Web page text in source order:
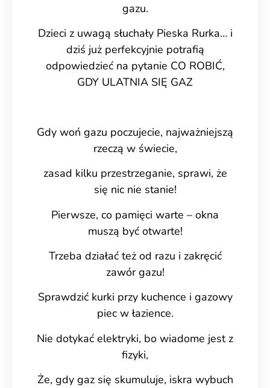
gazu.
Dzieci z uwagą słuchały Pieska Rurka… i
dziś już perfekcyjnie potrafią
odpowiedzieć na pytanie CO ROBIĆ,
GDY ULATNIA SIĘ GAZ
Gdy woń gazu poczujecie, najważniejszą
rzeczą w świecie,
zasad kilku przestrzeganie, sprawi, że
się nic nie stanie!
Pierwsze, co pamięci warte – okna
muszą być otwarte!
Trzeba działać też od razu i zakręcić
zawór gazu!
Sprawdzić kurki przy kuchence i gazowy
piec w łazience.
Nie dotykać elektryki, bo wiadome jest z
fizyki,
Że, gdy gaz się skumuluje, iskra wybuch